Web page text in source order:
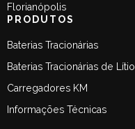
Florianópolis
PRODUTOS
Baterias Tracionárias
Baterias Tracionárias de Lítio
Carregadores KM
Informações Técnicas